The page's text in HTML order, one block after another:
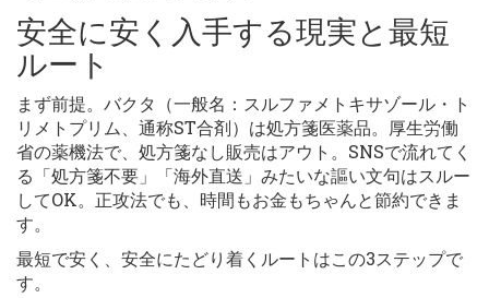
安全に安く入手する現実と最短
ルート
まず前提。バクタ（一般名：スルファメトキサゾール・ト
リメトプリム、通称ST合剤）は処方箋医薬品。厚生労働
省の薬機法で、処方箋なし販売はアウト。SNSで流れてく
る「処方箋不要」「海外直送」みたいな謳い文句はスルー
してOK。正攻法でも、時間もお金もちゃんと節約できま
す。
最短で安く、安全にたどり着くルートはこの3ステップで
す。